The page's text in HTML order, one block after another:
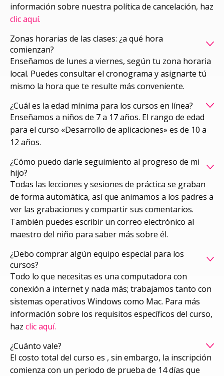
información sobre nuestra política de cancelación, haz
clic aquí.
Zonas horarias de las clases: ¿a qué hora
comienzan?
Enseñamos de lunes a viernes, según tu zona horaria
local. Puedes consultar el cronograma y asignarte tú
mismo la hora que te resulte más conveniente.
¿Cuál es la edad mínima para los cursos en línea?
Enseñamos a niños de 7 a 17 años. El rango de edad
para el curso «Desarrollo de aplicaciones» es de 10 a
12 años.
¿Cómo puedo darle seguimiento al progreso de mi
hijo?
Todas las lecciones y sesiones de práctica se graban
de forma automática, así que animamos a los padres a
ver las grabaciones y compartir sus comentarios.
También puedes escribir un correo electrónico al
maestro del niño para saber más sobre él.
¿Debo comprar algún equipo especial para los
cursos?
Todo lo que necesitas es una computadora con
conexión a internet y nada más; trabajamos tanto con
sistemas operativos Windows como Mac. Para más
información sobre los requisitos específicos del curso,
haz clic aquí.
¿Cuánto vale?
El costo total del curso es , sin embargo, la inscripción
comienza con un periodo de prueba de 14 días que